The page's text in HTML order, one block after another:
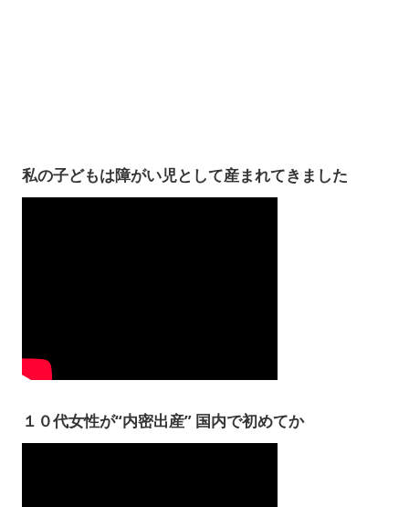
私の子どもは障がい児として産まれてきました
１０代女性が“内密出産” 国内で初めてか